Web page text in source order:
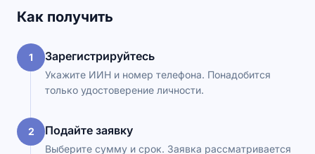
Как получить
1 Зарегистрируйтесь
Укажите ИИН и номер телефона. Понадобится
только удостоверение личности.
2 Подайте заявку
Выберите сумму и срок. Заявка рассматривается